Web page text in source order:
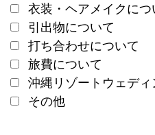
衣装・ヘアメイクにつ
引出物について
打ち合わせについて
旅費について
沖縄リゾートウェデ
その他